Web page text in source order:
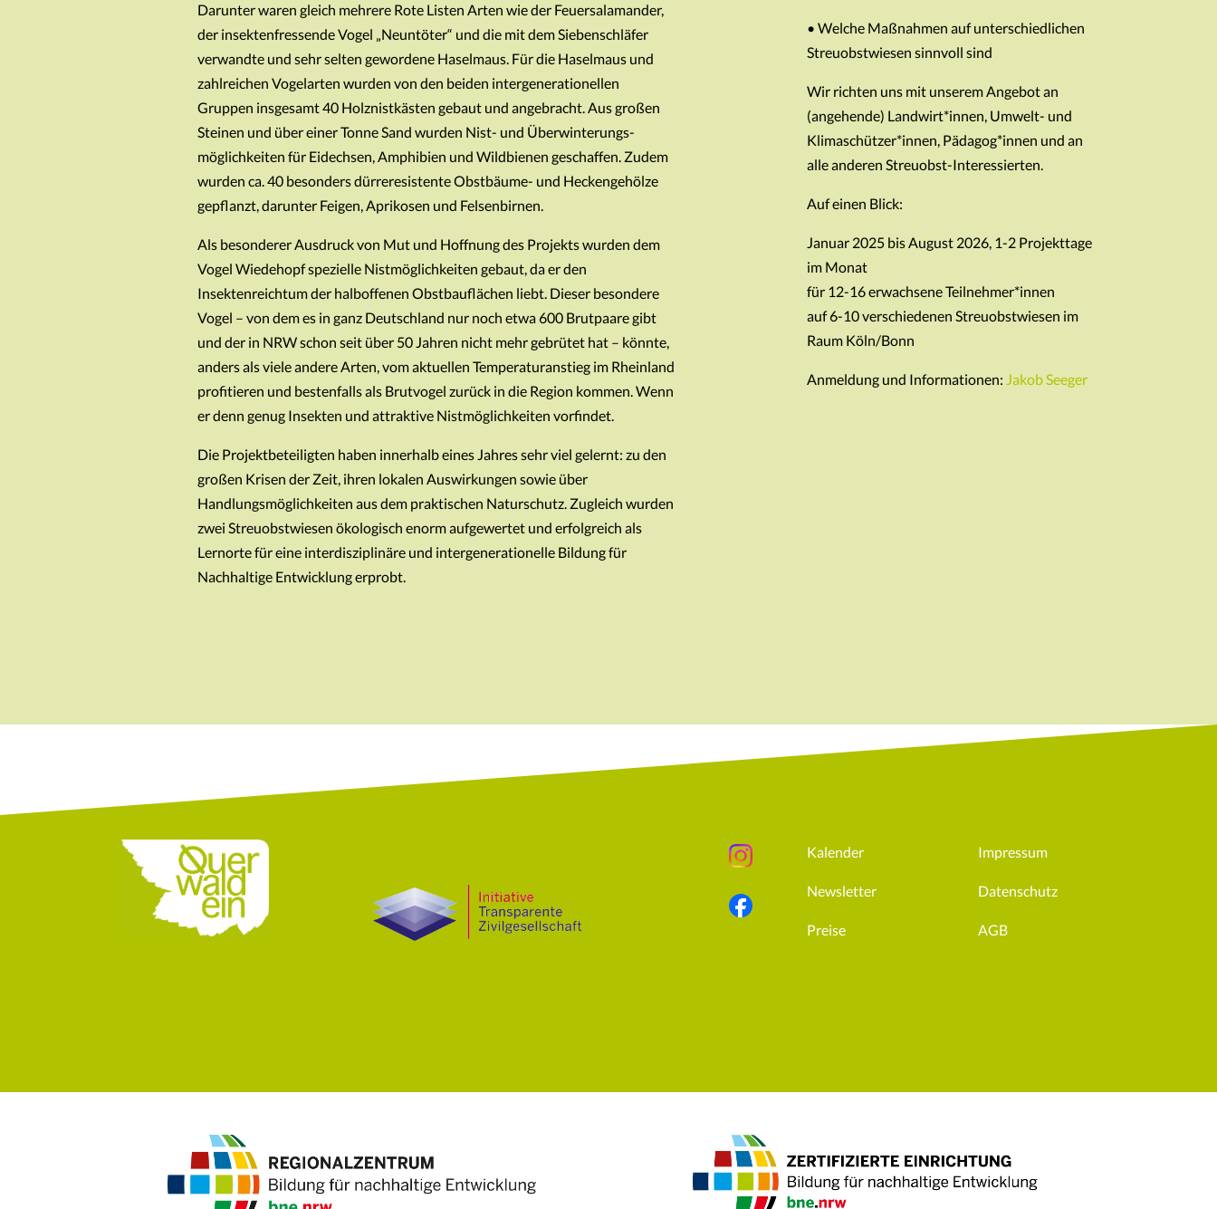
Darunter waren gleich mehrere Rote Listen Arten wie der Feuersalamander,
der insektenfressende Vogel „Neuntöter“ und die mit dem Siebenschläfer
verwandte und sehr selten gewordene Haselmaus. Für die Haselmaus und
zahlreichen Vogelarten wurden von den beiden intergenerationellen
Gruppen insgesamt 40 Holznistkästen gebaut und angebracht. Aus großen
Steinen und über einer Tonne Sand wurden Nist- und Überwinterungs-
möglichkeiten für Eidechsen, Amphibien und Wildbienen geschaffen. Zudem
wurden ca. 40 besonders dürreresistente Obstbäume- und Heckengehölze
gepflanzt, darunter Feigen, Aprikosen und Felsenbirnen.
Als besonderer Ausdruck von Mut und Hoffnung des Projekts wurden dem
Vogel Wiedehopf spezielle Nistmöglichkeiten gebaut, da er den
Insektenreichtum der halboffenen Obstbauflächen liebt. Dieser besondere
Vogel – von dem es in ganz Deutschland nur noch etwa 600 Brutpaare gibt
und der in NRW schon seit über 50 Jahren nicht mehr gebrütet hat – könnte,
anders als viele andere Arten, vom aktuellen Temperaturanstieg im Rheinland
profitieren und bestenfalls als Brutvogel zurück in die Region kommen. Wenn
er denn genug Insekten und attraktive Nistmöglichkeiten vorfindet.
Die Projektbeteiligten haben innerhalb eines Jahres sehr viel gelernt: zu den
großen Krisen der Zeit, ihren lokalen Auswirkungen sowie über
Handlungsmöglichkeiten aus dem praktischen Naturschutz. Zugleich wurden
zwei Streuobstwiesen ökologisch enorm aufgewertet und erfolgreich als
Lernorte für eine interdisziplinäre und intergenerationelle Bildung für
Nachhaltige Entwicklung erprobt.
• Welche Maßnahmen auf unterschiedlichen
Streuobstwiesen sinnvoll sind
Wir richten uns mit unserem Angebot an
(angehende) Landwirt*innen, Umwelt- und
Klimaschützer*innen, Pädagog*innen und an
alle anderen Streuobst-Interessierten.
Auf einen Blick:
Januar 2025 bis August 2026, 1-2 Projekttage
im Monat
für 12-16 erwachsene Teilnehmer*innen
auf 6-10 verschiedenen Streuobstwiesen im
Raum Köln/Bonn
Anmeldung und Informationen: Jakob Seeger
Kalender
Newsletter
Preise
Impressum
Datenschutz
AGB